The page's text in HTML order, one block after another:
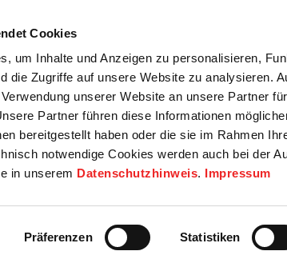
Cookies
um Inhalte und Anzeigen zu personalisieren,
die Zugriffe auf unsere Website zu analysieren.
unserer Website an unsere Partner
Partner führen diese Informationen
bereitgestellt haben oder die sie im Rahmen
notwendige Cookies werden auch bei der
in unserem Datenschutzhinweis. Impressum
Präferenzen Statistiken
Startseite
Wirtschaft / Wohnen Bildung / Soziales